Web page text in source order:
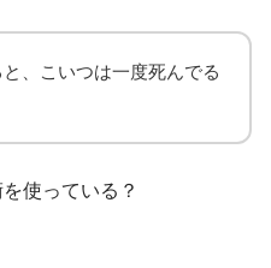
、こいつは一度死んでる
使っている？